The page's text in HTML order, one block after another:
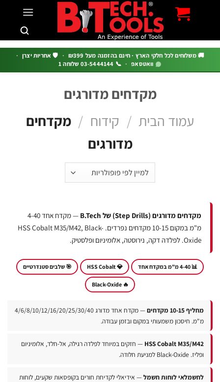
משלוחים לכל חלקי הארץ · חינם בהזמנה מעל ₪399 · 🛡️ אחריות יצרן ·
וואטסאפ · 📞 03-5444144 שלוחה 1
מקדחים מדורגים
עמוד הבית / קידוח / מקדחים
מדורגים
מקדחים מדורגים (Step Drills) של B.Tech
— מקדח אחד 4-40
מ"מ במקום 10-15 מקדחים נפרדים. HSS Cobalt M35/M42, Black-
💎 HSS Cobalt 🎯 שלבים סטנדרטיים
10-15 מקדחים
— מקדח אחד מדורג 4/6/8/10/12/16/20/25/30/40
חיסכון משמעותי במקום ובזמן עבודה.
HSS Cobalt M35/— חזקים במיוחד לפלדה רגילה, אל-חלד, אלומיניום
לוחות חשמל— אידיאלי לקדיחת חורים בקופסאות שקעים, לוחות